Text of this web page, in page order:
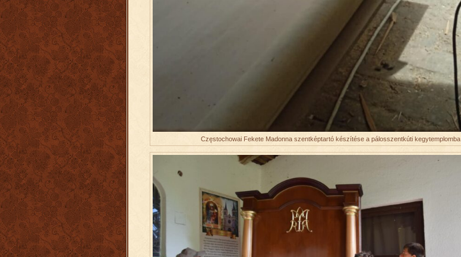
Częstochowai Fekete Madonna szentképtartó készítése a pálosszentkúti kegytemplomba